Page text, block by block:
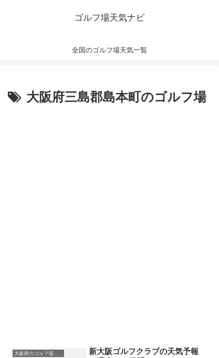
ゴルフ場天気ナビ
全国のゴルフ場天気一覧
大阪府三島郡島本町のゴルフ場
大阪府のゴルフ場一覧｜距離が長い・広いゴルフ場ランキング
新大阪ゴルフクラブの天気予報